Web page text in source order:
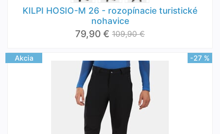
KILPI HOSIO-M 26 - rozopínacie turistické
nohavice
79,90 € 109,90 €
Akcia -27 %